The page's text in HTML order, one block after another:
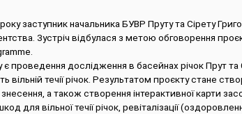
заступник начальника БУВР Пруту та Сірету
Зустріч відбулася з метою обговорення
проведення дослідження в басейнах річок Прут та
течії річок. Результатом проєкту стане
знесення, а також створення інтерактивної карти
для вільної течії річок, ревіталізації